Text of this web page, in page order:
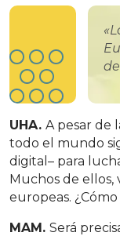
UHA. A pesar de
todo el mundo
digital– para
Muchos de ellos,
europeas.
MAM. Será